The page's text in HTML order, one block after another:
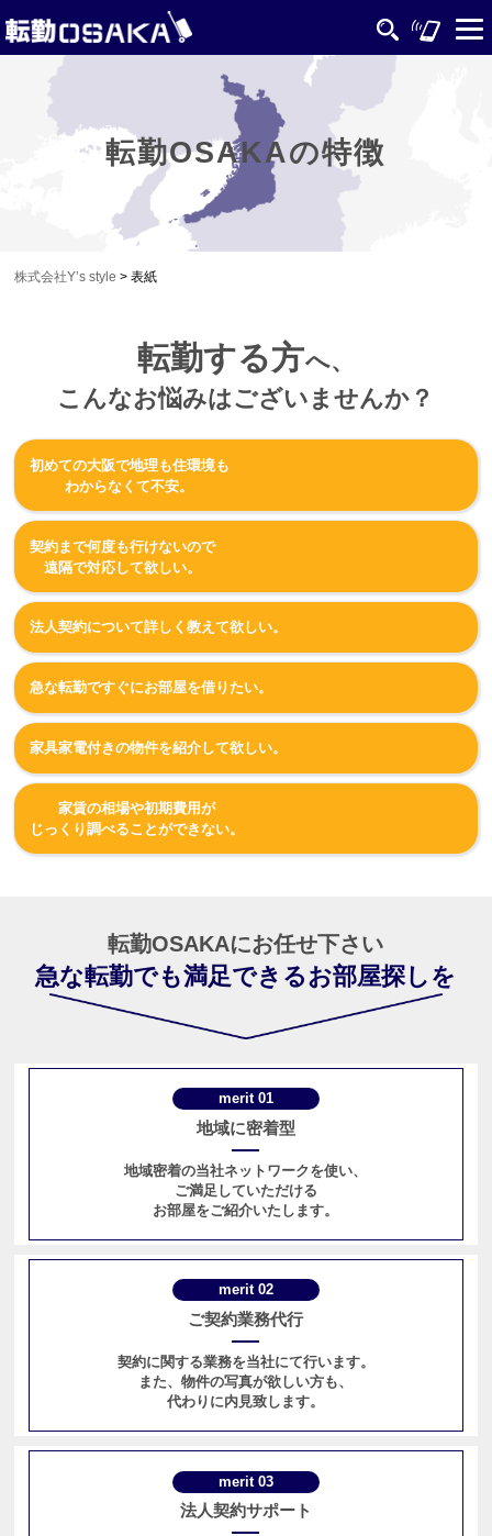
転勤OSAKAの特徴
株式会社Y’s style >表紙
転勤する方へ、
こんなお悩みはございませんか？
初めての大阪で地理も住環境も
わからなくて不安。
契約まで何度も行けないので
遠隔で対応して欲しい。
法人契約について詳しく教えて欲しい。
急な転勤ですぐにお部屋を借りたい。
家具家電付きの物件を紹介して欲しい。
家賃の相場や初期費用が
じっくり調べることができない。
転勤OSAKAにお任せ下さい
急な転勤でも満足できるお部屋探しを
merit 01
地域に密着型
地域密着の当社ネットワークを使い、
ご満足していただける
お部屋をご紹介いたします。
merit 02
ご契約業務代行
契約に関する業務を当社にて行います。
また、物件の写真が欲しい方も、
代わりに内見致します。
merit 03
法人契約サポート